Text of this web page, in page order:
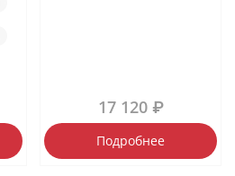
17 120 ₽
Подробнее